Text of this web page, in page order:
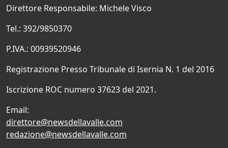
Direttore Responsabile: Michele Visco
Tel.: 392/9850370
P.IVA.: 00939520946
Registrazione Presso Tribunale di Isernia N. 1 del 2016
Iscrizione ROC numero 37623 del 2021.
Email:
direttore@newsdellavalle.com
redazione@newsdellavalle.com